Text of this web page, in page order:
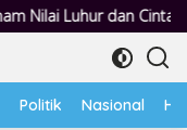
Budaya Lokal
Politik Nasional